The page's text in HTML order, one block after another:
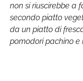
non si riuscirebbe a
secondo piatto
da un piatto di
pomodori pachino e